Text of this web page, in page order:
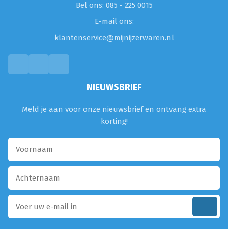
Bel ons: 085 - 225 0015
E-mail ons:
klantenservice@mijnijzerwaren.nl
NIEUWSBRIEF
Meld je aan voor onze nieuwsbrief en ontvang extra
korting!